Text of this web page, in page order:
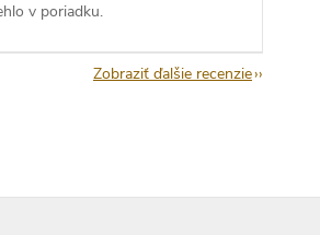
v poriadku.
Zobraziť ďalšie recenzie